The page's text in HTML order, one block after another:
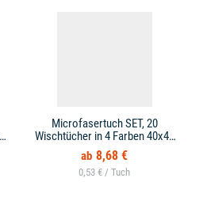
Microfasertuch SET, 20
Wischtücher in 4 Farben 40x40
cm
8,68 €
0,53 € /